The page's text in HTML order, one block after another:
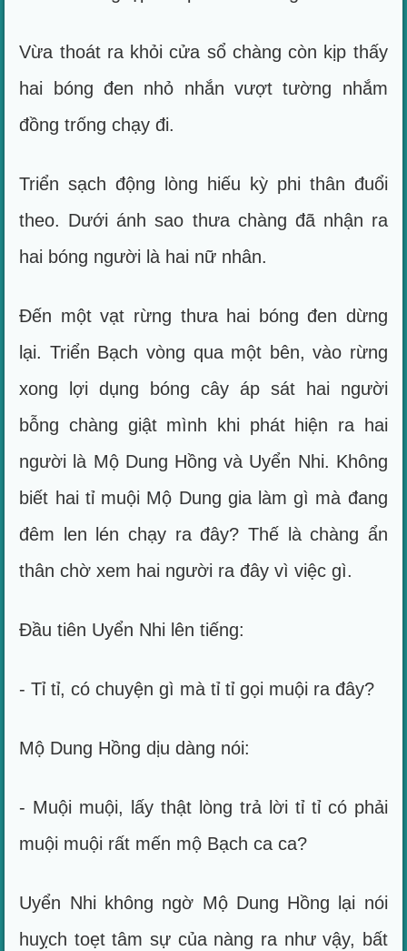
Vừa thoát ra khỏi cửa sổ chàng còn kịp thấy
hai bóng đen nhỏ nhắn vượt tường nhắm
đồng trống chạy đi.
Triển sạch động lòng hiếu kỳ phi thân đuổi
theo. Dưới ánh sao thưa chàng đã nhận ra
hai bóng người là hai nữ nhân.
Đến một vạt rừng thưa hai bóng đen dừng
lại. Triển Bạch vòng qua một bên, vào rừng
xong lợi dụng bóng cây áp sát hai người
bỗng chàng giật mình khi phát hiện ra hai
người là Mộ Dung Hồng và Uyển Nhi. Không
biết hai tỉ muội Mộ Dung gia làm gì mà đang
đêm len lén chạy ra đây? Thế là chàng ẩn
thân chờ xem hai người ra đây vì việc gì.
Đầu tiên Uyển Nhi lên tiếng:
- Tỉ tỉ, có chuyện gì mà tỉ tỉ gọi muội ra đây?
Mộ Dung Hồng dịu dàng nói:
- Muội muội, lấy thật lòng trả lời tỉ tỉ có phải
muội muội rất mến mộ Bạch ca ca?
Uyển Nhi không ngờ Mộ Dung Hồng lại nói
huỵch toẹt tâm sự của nàng ra như vậy, bất